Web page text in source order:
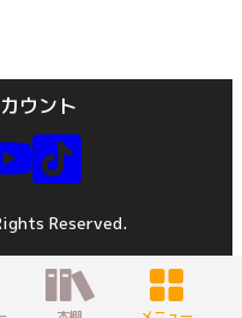
ウント
Reserved.